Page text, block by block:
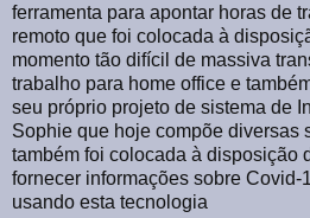
ferramenta para apontar horas de
remoto que foi colocada à
momento tão difícil de massiva
trabalho para home office e
seu próprio projeto de sistema de
Sophie que hoje compõe diversas
também foi colocada à disposição
fornecer informações sobre Covid-
usando esta tecnologia